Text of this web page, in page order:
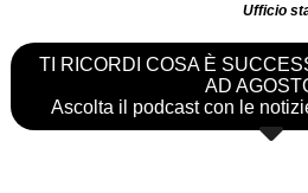
Ufficio
TI RICORDI COSA È
AD
Ascolta il podcast con le